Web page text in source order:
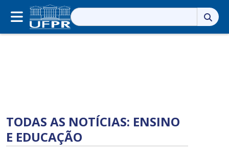
Pesquisar
por:
TODAS AS NOTÍCIAS: ENSINO
E EDUCAÇÃO